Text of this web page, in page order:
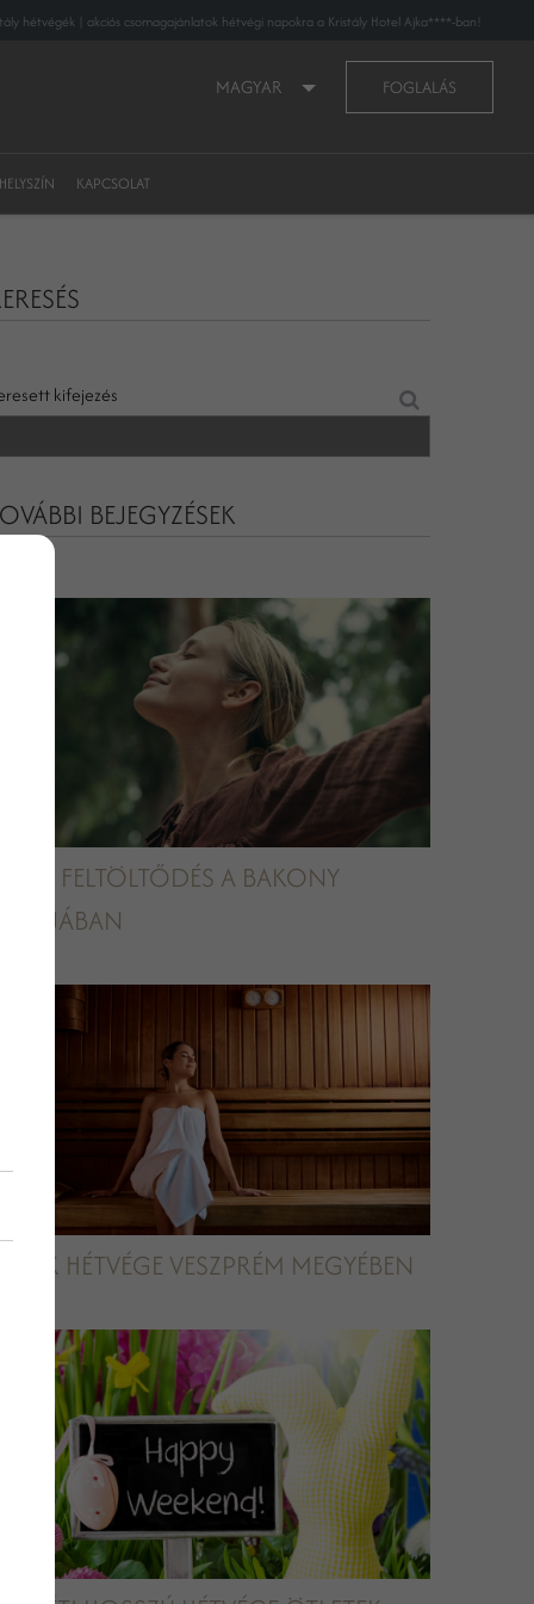
hétvégék | akciós csomagajánlatok hétvégi napokra a Kristály Hotel Ajka****-ban!
MAGYAR FOGLALÁS
KAPCSOLAT
kifejezés
BEJEGYZÉSEK
NYÁRI FELTÖLTŐDÉS A BAKONY
KAPUJÁBAN
RELAX HÉTVÉGE VESZPRÉM MEGYÉBEN